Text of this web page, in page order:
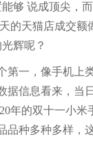
够 说成顶尖，
的天猫店成交
辉呢？
第一，像手机
信息看来，当
年的双十一小
品种多种多样